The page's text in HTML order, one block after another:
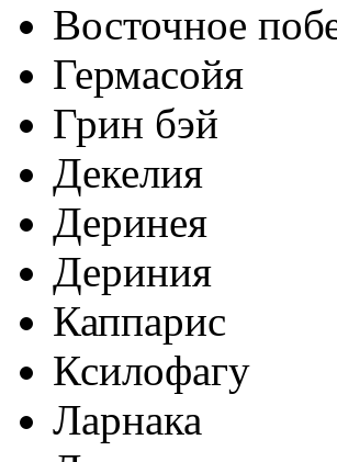
Восточное
Гермасойя
Грин бэй
Декелия
Деринея
Дериния
Каппарис
Ксилофагу
Ларнака